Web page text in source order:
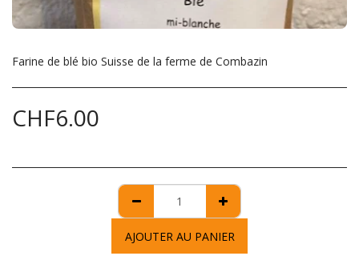
Farine de blé bio Suisse de la ferme de Combazin
CHF6.00
AJOUTER AU PANIER